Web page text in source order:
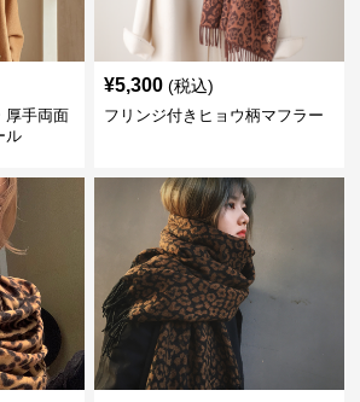
厚手両面
ル
¥5,300 (税込)
フリンジ付きヒョウ柄マフラー